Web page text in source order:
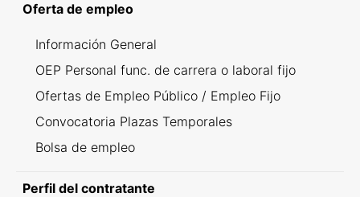
Oferta de empleo
Información General
OEP Personal func. de carrera o laboral fijo
Ofertas de Empleo Público / Empleo Fijo
Convocatoria Plazas Temporales
Bolsa de empleo
Perfil del contratante